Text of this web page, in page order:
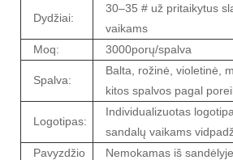
Dydžiai:
30–35 # už pritaikytus
vaikams
Moq:
3000porų/spalva
Spalva:
Balta, rožinė, violetinė,
kitos spalvos pagal
Logotipas:
Individualizuotas
sandalų vaikams
Pavyzdžio
Nemokamas iš